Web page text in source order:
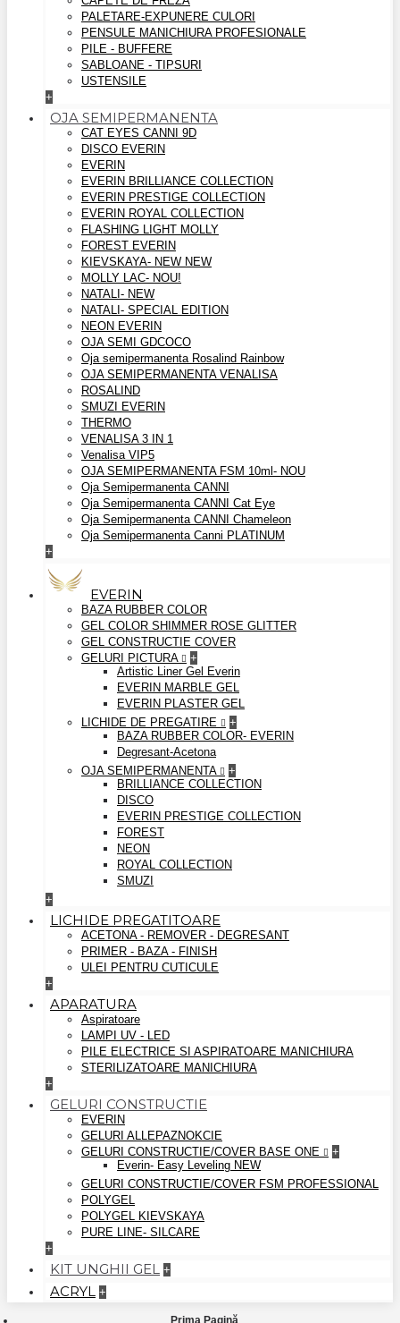
PALETARE-EXPUNERE CULORI
PENSULE MANICHIURA PROFESIONALE
PILE - BUFFERE
SABLOANE - TIPSURI
USTENSILE
+
OJA SEMIPERMANENTA
CAT EYES CANNI 9D
DISCO EVERIN
EVERIN
EVERIN BRILLIANCE COLLECTION
EVERIN PRESTIGE COLLECTION
EVERIN ROYAL COLLECTION
FLASHING LIGHT MOLLY
FOREST EVERIN
KIEVSKAYA- NEW NEW
MOLLY LAC- NOU!
NATALI- NEW
NATALI- SPECIAL EDITION
NEON EVERIN
OJA SEMI GDCOCO
Oja semipermanenta Rosalind Rainbow
OJA SEMIPERMANENTA VENALISA
ROSALIND
SMUZI EVERIN
THERMO
VENALISA 3 IN 1
Venalisa VIP5
OJA SEMIPERMANENTA FSM 10ml- NOU
Oja Semipermanenta CANNI
Oja Semipermanenta CANNI Cat Eye
Oja Semipermanenta CANNI Chameleon
Oja Semipermanenta Canni PLATINUM
+
EVERIN
BAZA RUBBER COLOR
GEL COLOR SHIMMER ROSE GLITTER
GEL CONSTRUCTIE COVER
GELURI PICTURA
+
Artistic Liner Gel Everin
EVERIN MARBLE GEL
EVERIN PLASTER GEL
LICHIDE DE PREGATIRE
+
BAZA RUBBER COLOR- EVERIN
Degresant-Acetona
OJA SEMIPERMANENTA
+
BRILLIANCE COLLECTION
DISCO
EVERIN PRESTIGE COLLECTION
FOREST
NEON
ROYAL COLLECTION
SMUZI
+
LICHIDE PREGATITOARE
ACETONA - REMOVER - DEGRESANT
PRIMER - BAZA - FINISH
ULEI PENTRU CUTICULE
+
APARATURA
Aspiratoare
LAMPI UV - LED
PILE ELECTRICE SI ASPIRATOARE MANICHIURA
STERILIZATOARE MANICHIURA
+
GELURI CONSTRUCTIE
EVERIN
GELURI ALLEPAZNOKCIE
GELURI CONSTRUCTIE/COVER BASE ONE
+
Everin- Easy Leveling NEW
GELURI CONSTRUCTIE/COVER FSM PROFESSIONAL
POLYGEL
POLYGEL KIEVSKAYA
PURE LINE- SILCARE
+
KIT UNGHII GEL +
ACRYL +
Prima Pagină